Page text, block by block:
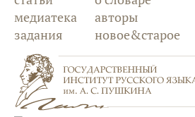
медиатека
задания
авторы
новое&старое